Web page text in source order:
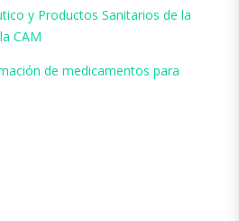
y Productos Sanitarios de la
CAM
de medicamentos para